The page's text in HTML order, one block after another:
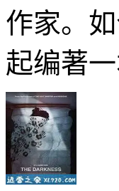
作家。
起编著